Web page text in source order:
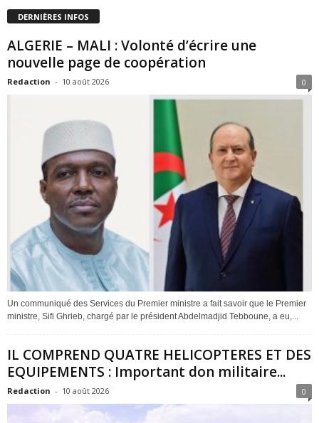
DERNIÈRES INFOS
ALGERIE – MALI : Volonté d’écrire une
nouvelle page de coopération
Redaction - 10 août 2026 0
Un communiqué des Services du Premier ministre a fait savoir que le Premier
ministre, Sifi Ghrieb, chargé par le président Abdelmadjid Tebboune, a eu,...
IL COMPREND QUATRE HELICOPTERES ET DES
EQUIPEMENTS : Important don militaire...
Redaction - 10 août 2026 0